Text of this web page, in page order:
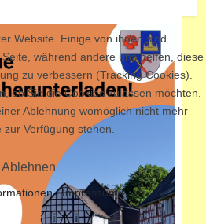
Website. Einige von ihnen sind
während andere uns helfen, diese
zu verbessern (Tracking Cookies).
ob Sie die Cookies zulassen möchten.
Ablehnung womöglich nicht mehr
Verfügung stehen.
Ablehnen
|Impressum